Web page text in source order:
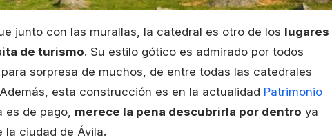
junto con las murallas, la catedral es otro de los lugares
de turismo. Su estilo gótico es admirado por todos
sorpresa de muchos, de entre todas las catedrales
esta construcción es en la actualidad Patrimonio
es de pago, merece la pena descubrirla por dentro ya
la ciudad de Ávila.